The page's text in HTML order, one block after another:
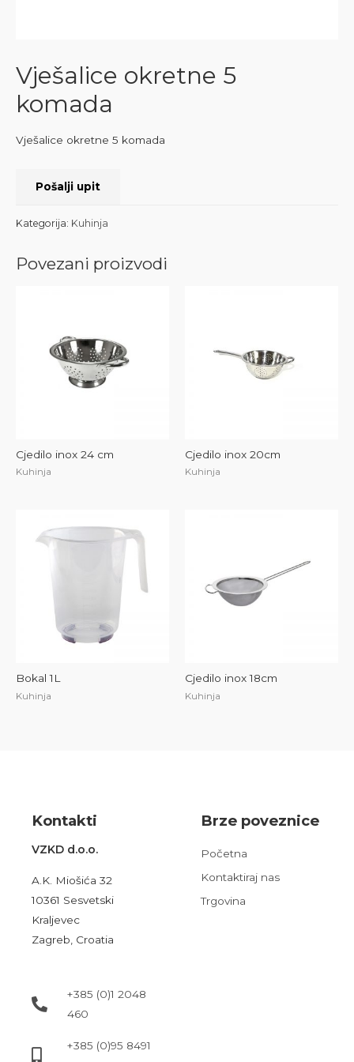
Vješalice okretne 5
komada
Vješalice okretne 5 komada
Pošalji upit
Kategorija: Kuhinja
Povezani proizvodi
Cjedilo inox 24 cm
Kuhinja
Cjedilo inox 20cm
Kuhinja
Bokal 1L
Kuhinja
Cjedilo inox 18cm
Kuhinja
Kontakti
VZKD d.o.o.
A.K. Miošića 32
10361 Sesvetski
Kraljevec
Zagreb, Croatia
+385 (0)1 2048
460
+385 (0)95 8491
Brze poveznice
Početna
Kontaktiraj nas
Trgovina